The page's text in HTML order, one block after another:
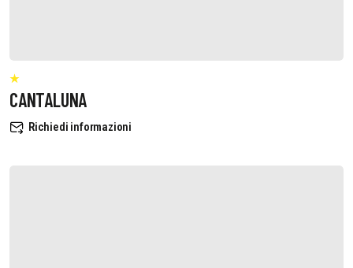
CANTALUNA
Richiedi informazioni